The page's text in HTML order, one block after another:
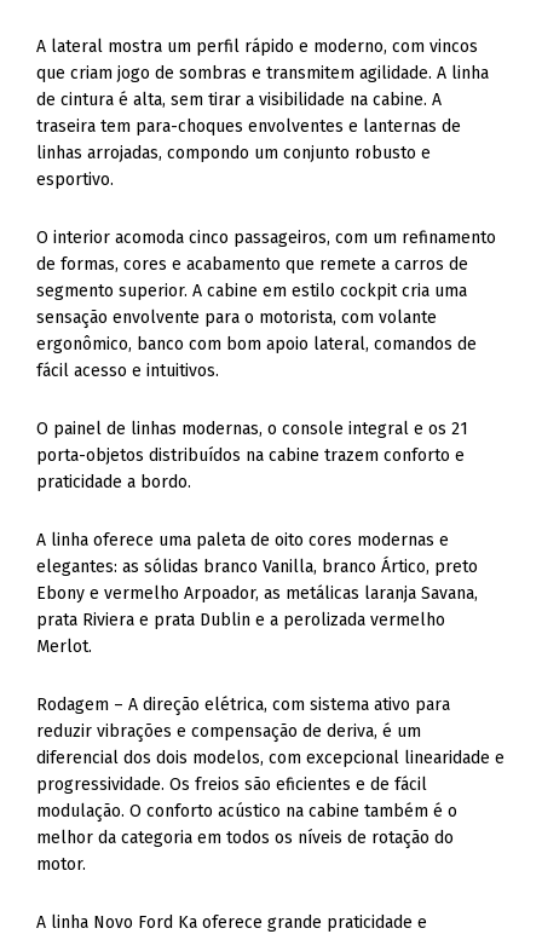
A lateral mostra um perfil rápido e moderno, com vincos
que criam jogo de sombras e transmitem agilidade. A linha
de cintura é alta, sem tirar a visibilidade na cabine. A
traseira tem para-choques envolventes e lanternas de
linhas arrojadas, compondo um conjunto robusto e
esportivo.
O interior acomoda cinco passageiros, com um refinamento
de formas, cores e acabamento que remete a carros de
segmento superior. A cabine em estilo cockpit cria uma
sensação envolvente para o motorista, com volante
ergonômico, banco com bom apoio lateral, comandos de
fácil acesso e intuitivos.
O painel de linhas modernas, o console integral e os 21
porta-objetos distribuídos na cabine trazem conforto e
praticidade a bordo.
A linha oferece uma paleta de oito cores modernas e
elegantes: as sólidas branco Vanilla, branco Ártico, preto
Ebony e vermelho Arpoador, as metálicas laranja Savana,
prata Riviera e prata Dublin e a perolizada vermelho
Merlot.
Rodagem – A direção elétrica, com sistema ativo para
reduzir vibrações e compensação de deriva, é um
diferencial dos dois modelos, com excepcional linearidade e
progressividade. Os freios são eficientes e de fácil
modulação. O conforto acústico na cabine também é o
melhor da categoria em todos os níveis de rotação do
motor.
A linha Novo Ford Ka oferece grande praticidade e